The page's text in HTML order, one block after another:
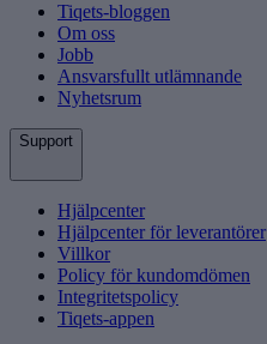
Tiqets-bloggen
Om oss
Jobb
Ansvarsfullt utlämnande
Nyhetsrum
Support
Hjälpcenter
Hjälpcenter för leverantörer
Villkor
Policy för kundomdömen
Integritetspolicy
Tiqets-appen